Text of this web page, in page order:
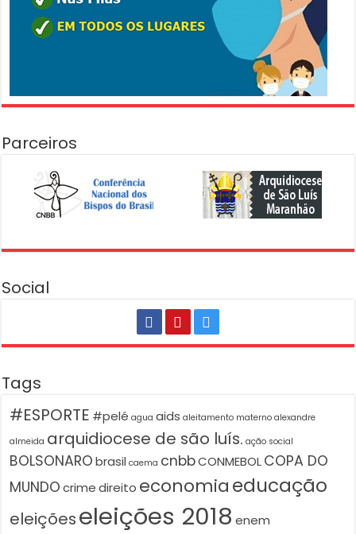
Parceiros
Social
Tags
#ESPORTE #pelé agua aids aleitamento materno alexandre
almeida arquidiocese de são luís. ação social
BOLSONARO brasil caema cnbbCONMEBOLCOPA DO
MUNDO crime direito economiaeducação
eleiçõeseleições 2018 enem